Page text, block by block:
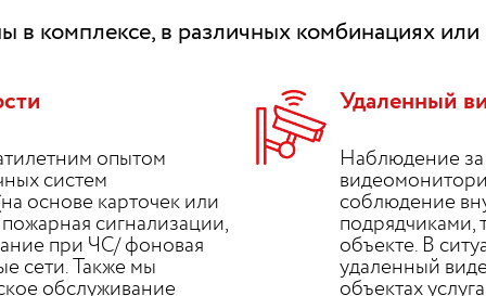
комплексе, в различных комбинациях или
опытом
систем
основе карточек или
сигнализации,
при ЧС/ фоновая
сети. Также мы
обслуживание
Удаленный
Наблюдение
соблюдение
подрядчиками,
объекте. В
удаленный
объектах